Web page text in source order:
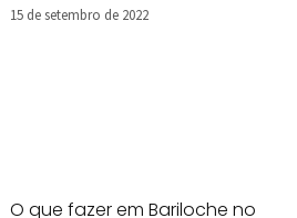
15 de setembro de 2022
O que fazer em Bariloche no